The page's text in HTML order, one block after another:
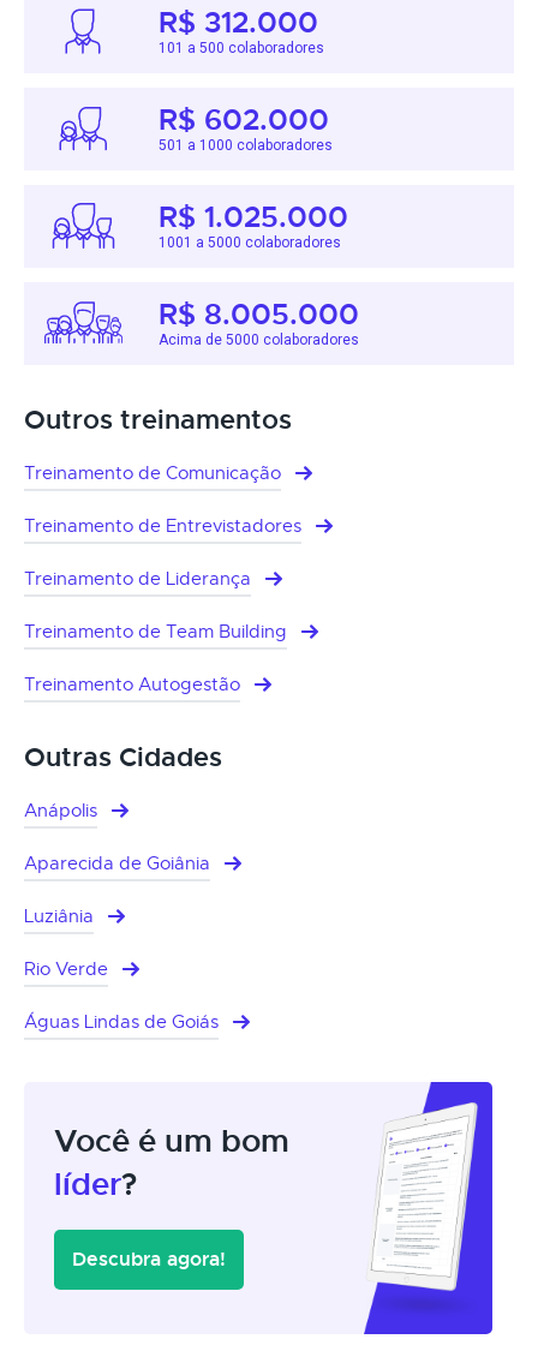
R$ 312.000
101 a 500 colaboradores
R$ 602.000
501 a 1000 colaboradores
R$ 1.025.000
1001 a 5000 colaboradores
R$ 8.005.000
Acima de 5000 colaboradores
Outros treinamentos
Treinamento de Comunicação
Treinamento de Entrevistadores
Treinamento de Liderança
Treinamento de Team Building
Treinamento Autogestão
Outras Cidades
Anápolis
Aparecida de Goiânia
Luziânia
Rio Verde
Águas Lindas de Goiás
Você é um bom
líder?
Descubra agora!